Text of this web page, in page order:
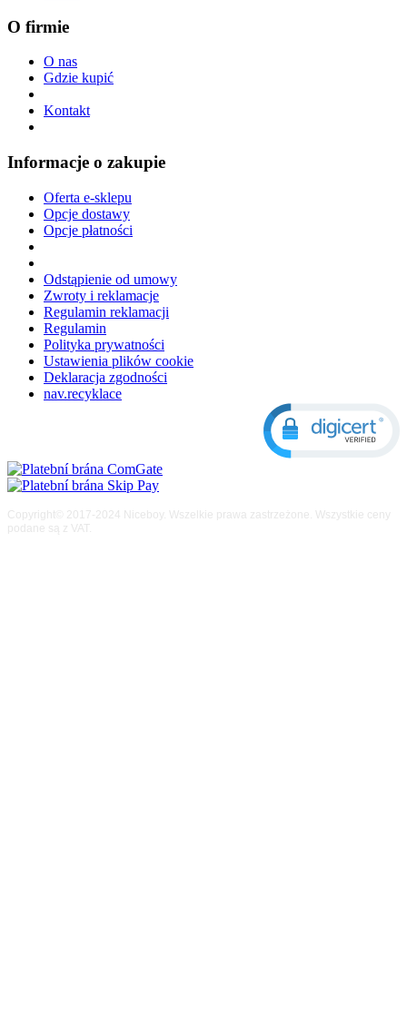
O firmie
O nas
Gdzie kupić
Kontakt
Informacje o zakupie
Oferta e-sklepu
Opcje dostawy
Opcje płatności
Odstąpienie od umowy
Zwroty i reklamacje
Regulamin reklamacji
Regulamin
Polityka prywatności
Ustawienia plików cookie
Deklaracja zgodności
nav.recyklace
Copyright© 2017-2024 Niceboy. Wszelkie prawa zastrzeżone. Wszystkie ceny
podane są z VAT.